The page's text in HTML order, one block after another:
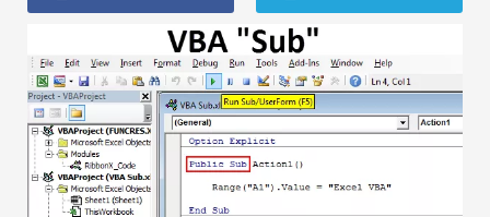
Investment Banking Tutorials
Topp bøker
Finans karriereveiledninger
Ressurser for økonomisertifisering